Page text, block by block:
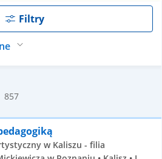
Filtry
857
w Kaliszu - filia